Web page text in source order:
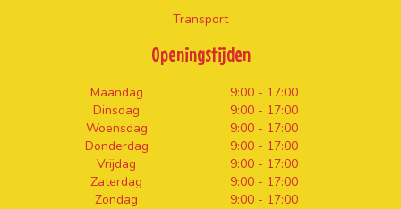
Transport
Openingstijden
Maandag
Dinsdag
Woensdag
Donderdag
Vrijdag
Zaterdag
Zondag
9:00 - 17:00
9:00 - 17:00
9:00 - 17:00
9:00 - 17:00
9:00 - 17:00
9:00 - 17:00
9:00 - 17:00